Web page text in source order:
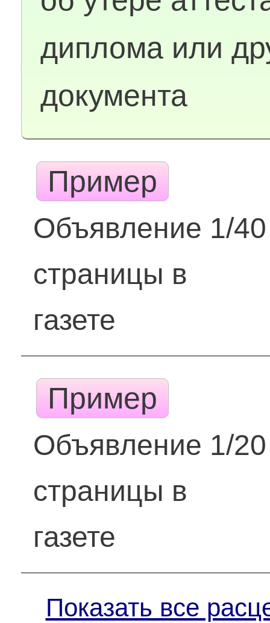
диплома или
документа
Пример
Объявление 1/40
страницы в
газете
Пример
Объявление 1/20
страницы в
газете
Показать все